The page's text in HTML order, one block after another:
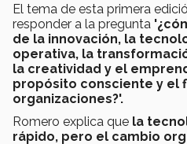
El tema de esta primera
responder a la pregunta
de la innovación, la
operativa, la
la creatividad y el
propósito consciente y el
organizaciones?'.
Romero explica que la
rápido, pero el cambio